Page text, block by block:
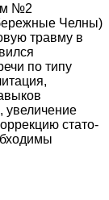
№2
Челны)
травму в
по типу
увеличение
стато-